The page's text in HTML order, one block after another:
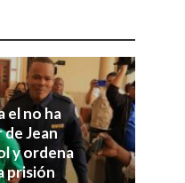
el no ha
Jean
y ordena
prisión